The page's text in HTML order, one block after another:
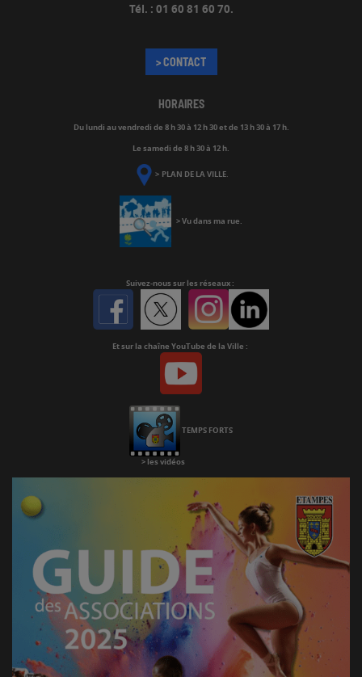
Tél. : 01 60 81 60 70.
> CONTACT
HORAIRES
Du lundi au vendredi de 8 h 30 à 12 h 30 et de 13 h 30 à 17 h.
Le samedi de 8 h 30 à 12 h.
> PLAN DE LA VILLE.
>Vu dans ma rue
Suivez-nous sur les réseaux :
Facebook
Twitter Instagram
Et sur la chaîne YouTube de la Ville :
Youtube
Chaine
TEMPS FORTS
> les vidéos